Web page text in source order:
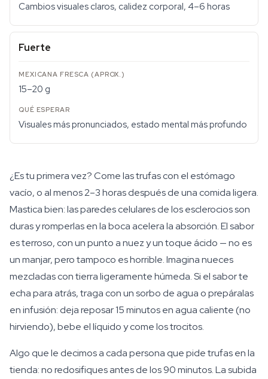
Cambios visuales claros, calidez corporal, 4–6 horas
Fuerte
15–20 g
Visuales más pronunciados, estado mental más profundo
¿Es tu primera vez? Come las trufas con el estómago
vacío, o al menos 2–3 horas después de una comida ligera.
Mastica bien: las paredes celulares de los esclerocios son
duras y romperlas en la boca acelera la absorción. El sabor
es terroso, con un punto a nuez y un toque ácido — no es
un manjar, pero tampoco es horrible. Imagina nueces
mezcladas con tierra ligeramente húmeda. Si el sabor te
echa para atrás, traga con un sorbo de agua o prepáralas
en infusión: deja reposar 15 minutos en agua caliente (no
hirviendo), bebe el líquido y come los trocitos.
Algo que le decimos a cada persona que pide trufas en la
tienda: no redosifiques antes de los 90 minutos. La subida